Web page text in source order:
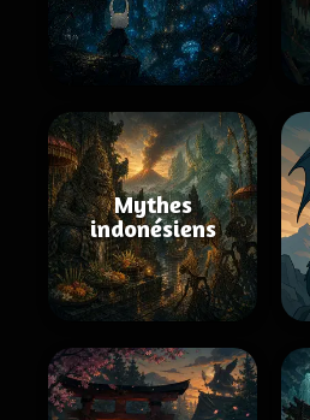
Mythes
indonésiens